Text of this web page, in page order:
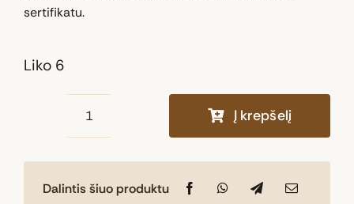
sertifikatu.
Liko 6
produkto
Baltijos
Į krepšelį
Dalintis šiuo produktu